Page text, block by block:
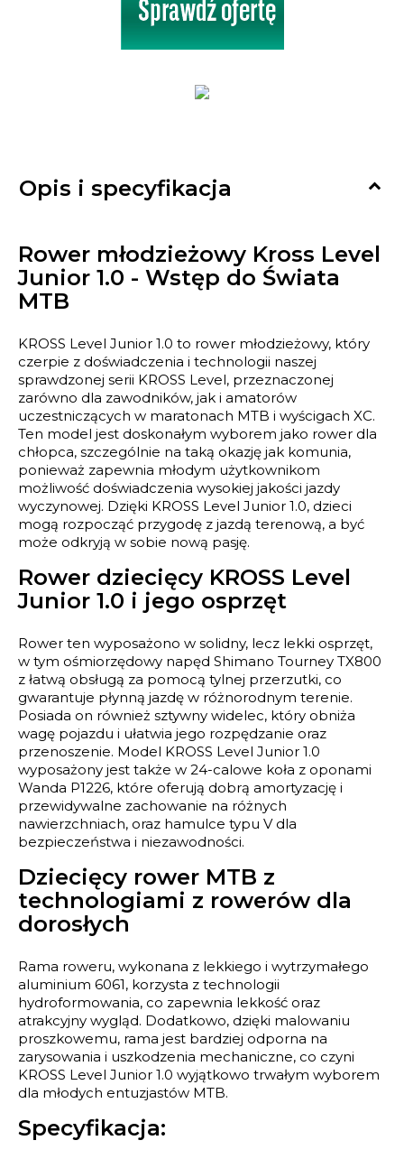
Opis i specyfikacja 
Rower młodzieżowy Kross Level
Junior 1.0 - Wstęp do Świata
MTB
KROSS Level Junior 1.0 to rower młodzieżowy, który
czerpie z doświadczenia i technologii naszej
sprawdzonej serii KROSS Level, przeznaczonej
zarówno dla zawodników, jak i amatorów
uczestniczących w maratonach MTB i wyścigach XC.
Ten model jest doskonałym wyborem jako rower dla
chłopca, szczególnie na taką okazję jak komunia,
ponieważ zapewnia młodym użytkownikom
możliwość doświadczenia wysokiej jakości jazdy
wyczynowej. Dzięki KROSS Level Junior 1.0, dzieci
mogą rozpocząć przygodę z jazdą terenową, a być
może odkryją w sobie nową pasję.
Rower dziecięcy KROSS Level
Junior 1.0 i jego osprzęt
Rower ten wyposażono w solidny, lecz lekki osprzęt,
w tym ośmiorzędowy napęd Shimano Tourney TX800
z łatwą obsługą za pomocą tylnej przerzutki, co
gwarantuje płynną jazdę w różnorodnym terenie.
Posiada on również sztywny widelec, który obniża
wagę pojazdu i ułatwia jego rozpędzanie oraz
przenoszenie. Model KROSS Level Junior 1.0
wyposażony jest także w 24-calowe koła z oponami
Wanda P1226, które oferują dobrą amortyzację i
przewidywalne zachowanie na różnych
nawierzchniach, oraz hamulce typu V dla
bezpieczeństwa i niezawodności.
Dziecięcy rower MTB z
technologiami z rowerów dla
dorosłych
Rama roweru, wykonana z lekkiego i wytrzymałego
aluminium 6061, korzysta z technologii
hydroformowania, co zapewnia lekkość oraz
atrakcyjny wygląd. Dodatkowo, dzięki malowaniu
proszkowemu, rama jest bardziej odporna na
zarysowania i uszkodzenia mechaniczne, co czyni
KROSS Level Junior 1.0 wyjątkowo trwałym wyborem
dla młodych entuzjastów MTB.
Specyfikacja: